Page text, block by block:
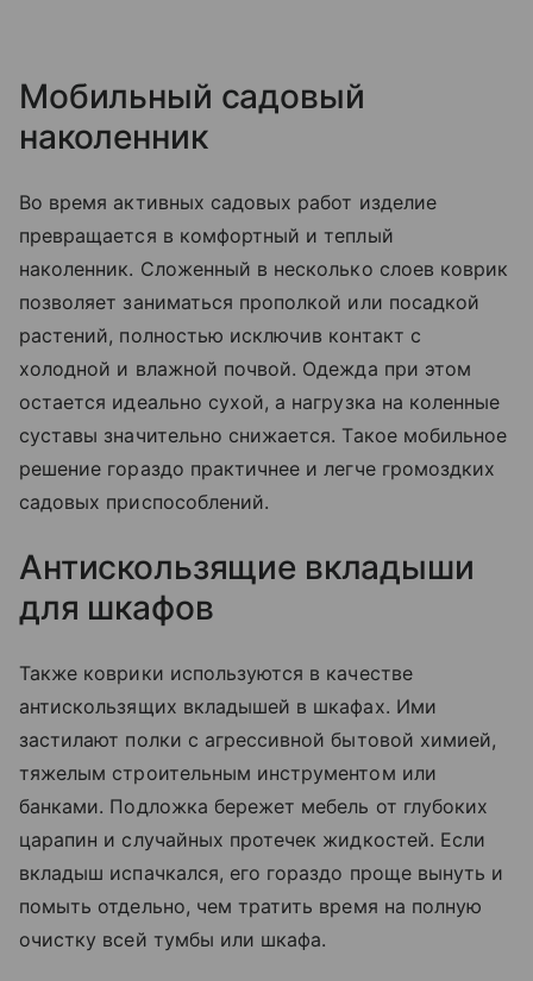
Мобильный садовый
наколенник
Во время активных садовых работ изделие
превращается в комфортный и теплый
наколенник. Сложенный в несколько слоев коврик
позволяет заниматься прополкой или посадкой
растений, полностью исключив контакт с
холодной и влажной почвой. Одежда при этом
остается идеально сухой, а нагрузка на коленные
суставы значительно снижается. Такое мобильное
решение гораздо практичнее и легче громоздких
садовых приспособлений.
Антискользящие вкладыши
для шкафов
Также коврики используются в качестве
антискользящих вкладышей в шкафах. Ими
застилают полки с агрессивной бытовой химией,
тяжелым строительным инструментом или
банками. Подложка бережет мебель от глубоких
царапин и случайных протечек жидкостей. Если
вкладыш испачкался, его гораздо проще вынуть и
помыть отдельно, чем тратить время на полную
очистку всей тумбы или шкафа.